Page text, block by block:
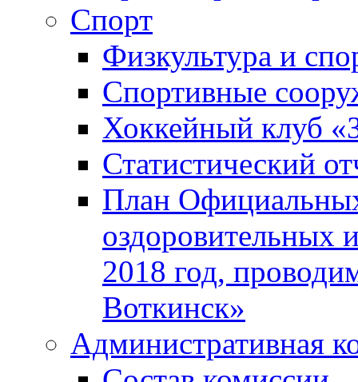
Спорт
Физкультура и
Спортивные
Хоккейный клуб
Статистический
План
оздоровительных
2018 год,
Воткинск»
Административная